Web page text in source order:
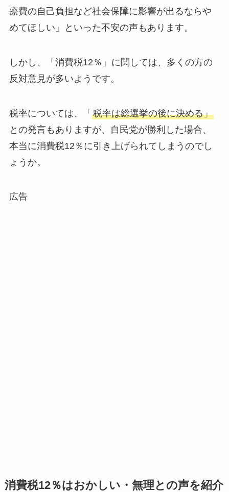
療費の自己負担など社会保障に影響が出るならや
めてほしい」といった不安の声もあります。
しかし、「消費税12％」に関しては、多くの方の
反対意見が多いようです。
税率については、「 税率は総選挙の後に決める」
との発言もありますが、自民党が勝利した場合、
本当に消費税12％に引き上げられてしまうのでし
ょうか。
広告
消費税12％はおかしい・無理との声を紹介